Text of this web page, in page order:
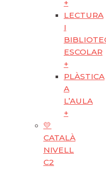
+
LECTURA
I
ESCOLAR
+
PLÀSTICA
A
L’AULA
+
💛
CATALÀ
NIVELL
C2